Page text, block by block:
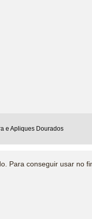
e Apliques Dourados
Para conseguir usar no